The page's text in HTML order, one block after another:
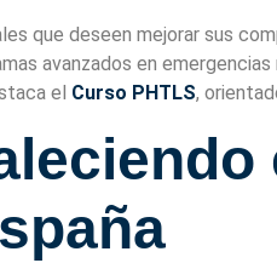
que deseen mejorar sus
avanzados en emergencias
el Curso PHTLS,